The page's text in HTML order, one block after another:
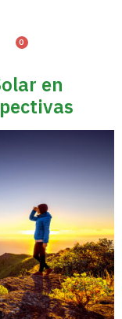
0
en